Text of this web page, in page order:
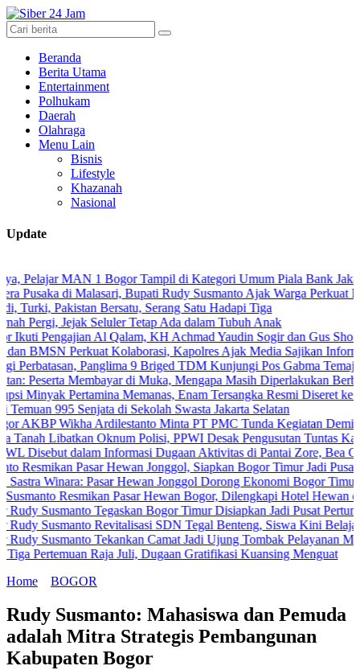
Beranda
Berita Utama
Entertainment
Polhukam
Daerah
Olahraga
Menu Lain
Bisnis
Lifestyle
Khazanah
Nasional
Update
1 Bogor Tampil di Kategori Umum Piala Bank Jakarta
Bupati Rudy Susmanto Ajak Warga Perkuat Persatuan
Bersatu, Serang Satu Hadapi Tiga
Tetap Ada dalam Tubuh Anak
Al Qalam, KH Achmad Yaudin Sogir dan Gus Sholeh Beri Pesan
Kolaborasi, Kapolres Ajak Media Sajikan Informasi Akurat dan
9 Briged TDM Kunjungi Pos Gabma Temajuk dan Sajingan
di Muka, Mengapa Masih Diperlakukan Berbeda?
Memanas, Enam Tersangka Resmi Diseret ke Meja Hijau
di Sekolah Swasta Jakarta Selatan
Minta PT PMC Tunda Kegiatan Demi Cegah
Oknum Polisi, PPWI Desak Pengusutan Tuntas Kasus Keluarga
Informasi Dugaan Aktivitas di Pantai Zore, Bea Cukai Didorong
Hewan Jonggol, Siapkan Bogor Timur Jadi Pusat Pertumbuhan
Hewan Jonggol Dorong Ekonomi Bogor Timur
Pasar Hewan Bogor, Dilengkapi Hotel Hewan dan Fasilitas
Bogor Timur Disiapkan Jadi Pusat Pertumbuhan Ekonomi
Revitalisasi SDN Tegal Benteng, Siswa Kini Belajar Lebih Aman
Camat Jadi Ujung Tombak Pelayanan Masyarakat
Juli, Dugaan Gratifikasi Kuansing Menguat
Home
BOGOR
Rudy Susmanto: Mahasiswa dan Pemuda
adalah Mitra Strategis Pembangunan
Kabupaten Bogor